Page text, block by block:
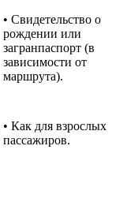
• Свидетельство о
рождении или
загранпаспорт (в
зависимости от
маршрута).
• Как для взрослых
пассажиров.